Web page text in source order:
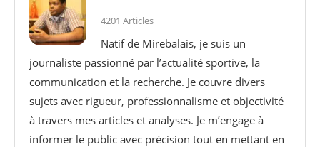
4201 Articles
Natif de Mirebalais, je suis un
journaliste passionné par l’actualité sportive, la
communication et la recherche. Je couvre divers
sujets avec rigueur, professionnalisme et objectivité
à travers mes articles et analyses. Je m’engage à
informer le public avec précision tout en mettant en